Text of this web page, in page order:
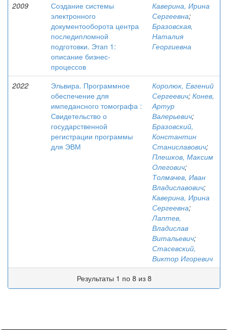
2009
Создание системы
электронного
документооборота центра
последипломной
подготовки. Этап 1:
описание бизнес-
процессов
Каверина, Ирина
Сергеевна;
Бразовская,
Наталия
Георгиевна
2022
Эльвира. Программное
обеспечение для
импедансного томографа :
Свидетельство о
государственной
регистрации программы
для ЭВМ
Королюк, Евгений
Сергеевич; Конев,
Артур
Валерьевич;
Бразовский,
Константин
Станиславович;
Плешков, Максим
Олегович;
Толмачев, Иван
Владиславович;
Каверина, Ирина
Сергеевна;
Лаптев,
Владислав
Витальевич;
Стасевский,
Виктор Игоревич
Результаты 1 по 8 из 8